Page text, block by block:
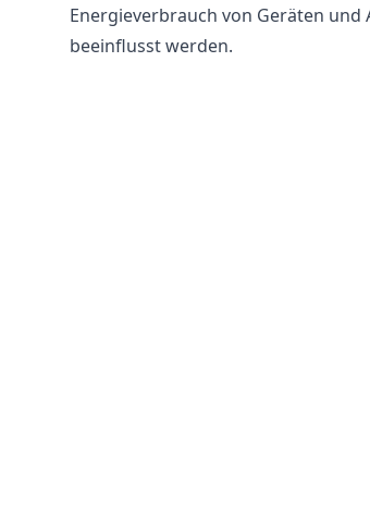
Energieverbrauch von Geräten
beeinflusst werden.